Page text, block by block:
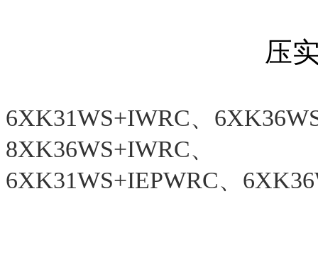
压
6XK31WS+IWRC、
8XK36WS+IWRC、
6XK31WS+IEPWRC、